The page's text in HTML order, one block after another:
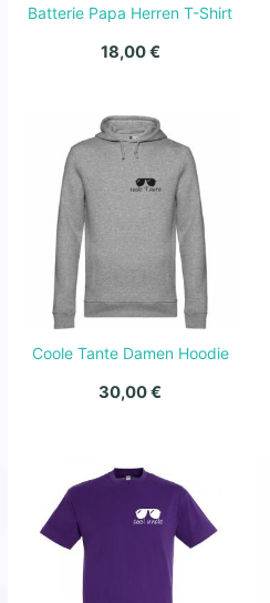
Batterie Papa Herren T-Shirt
18,00€
Coole Tante Damen Hoodie
30,00€